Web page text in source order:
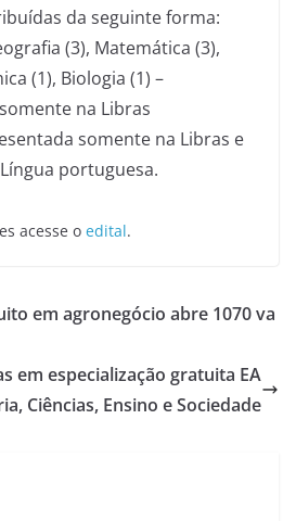
da seguinte forma:
(3), Matemática (3),
(1), Biologia (1) –
na Libras
somente na Libras e
portuguesa.
acesse o edital.
em agronegócio abre 1070 va
em especialização gratuita EA
Ciências, Ensino e Sociedade